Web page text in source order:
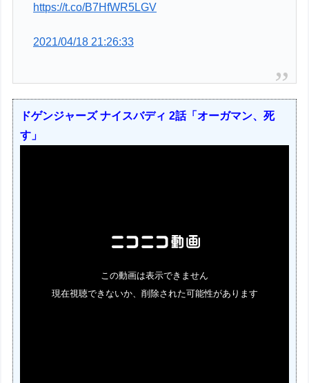
https://t.co/B7HfWR5LGV
2021/04/18 21:26:33
ドゲンジャーズ ナイスバディ 2話「オーガマン、死
す」